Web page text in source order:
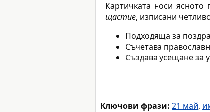
Картичката носи ясното
щастие, изписани
Подходяща за
Съчетава
Създава усещане за
Ключови фрази: 21 май,